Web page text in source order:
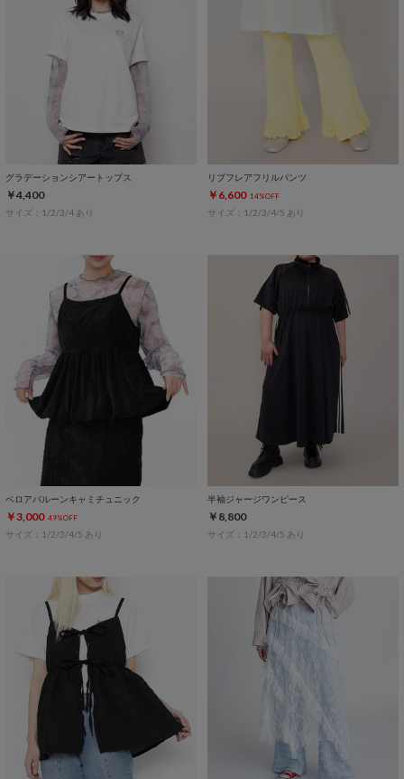
グラデーションシアートップス
￥4,400
サイズ：1/2/3/4 あり
リブフレアフリルパンツ
￥6,600 14%OFF
サイズ：1/2/3/4/5 あり
ベロアバルーンキャミチュニック
￥3,000 49%OFF
サイズ：1/2/3/4/5 あり
半袖ジャージワンピース
￥8,800
サイズ：1/2/3/4/5 あり